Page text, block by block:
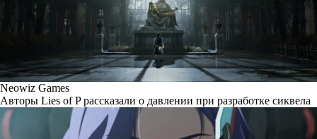
Neowiz Games
Авторы Lies of P рассказали о давлении при разработке сиквела